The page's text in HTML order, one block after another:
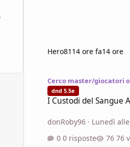
Hero81 14 ore fa14 ore
I Custodi del Sangue Antico
Cerco master/giocatori
dnd 5.5e
I Custodi del Sangue
donRoby96· Lunedì
0 risposte
76